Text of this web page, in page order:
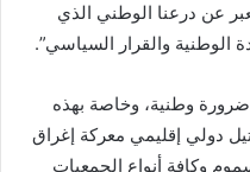
يعبر عن درعنا الوطني الذي
الوطنية والقرار السياسي”.
وطنية، وخاصة بهذه
دولي إقليمي معركة إغراق
وكافة أنواع الجمعيات